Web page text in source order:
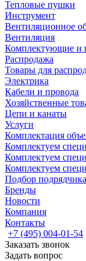
Тепловые пушки
Инструмент
Вентиляционное
Вентиляция
Комплектующие и
Распродажа
Товары для
Электрика
Кабели и провода
Хозяйственные
Цепи и канаты
Услуги
Комплектация
Комплектуем
Комплектуем
Комплектуем
Подбор подрядчика
Бренды
Новости
Компания
Контакты
+7 (495) 004-01-54
Заказать звонок
Задать вопрос